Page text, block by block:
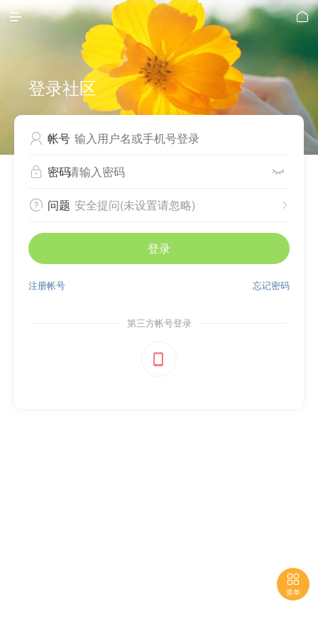
 
登录社区
 帐号
 密码 
 问题 
安全提问(未设置请忽略)
登录
忘记密码
注册帐号
第三方帐号登录


菜单